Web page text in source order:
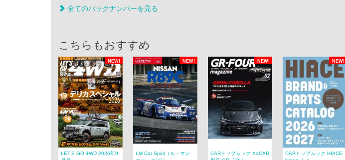
全てのバックナンバーを見る
こちらもおすすめ
NEW! NEW! NEW! NEW!
LET’S GO 4WD 2026年9
LM Car Spirit（ル・マン
CARトップムック XaCAR
CARトップムック HIACE